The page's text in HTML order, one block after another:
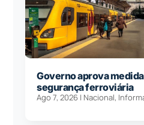
Governo aprova
segurança ferroviária
Ago 7, 2026 | Nacional,